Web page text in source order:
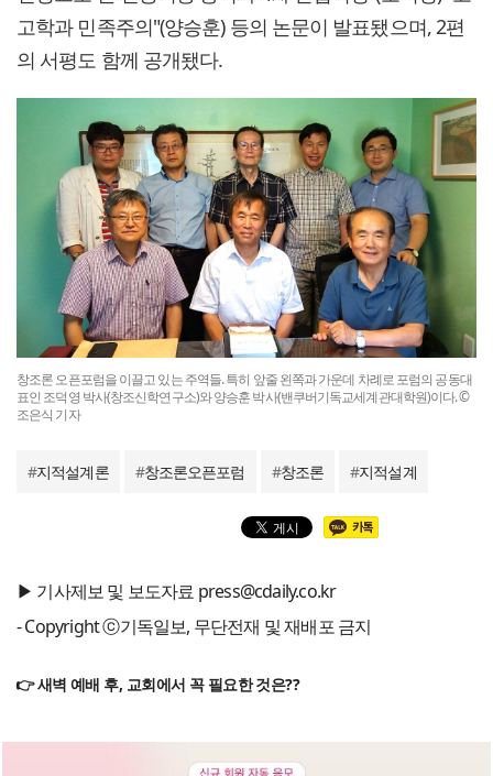
고학과 민족주의"(양승훈) 등의 논문이 발표됐으며, 2편
의 서평도 함께 공개됐다.
창조론 오픈포럼을 이끌고 있는 주역들. 특히 앞줄 왼쪽과 가운데 차례로 포럼의 공동대
표인 조덕영 박사(창조신학연구소)와 양승훈 박사(밴쿠버기독교세계관대학원)이다. ©
조은식 기자
#지적설계론 #창조론오픈포럼 #창조론 #지적설계
▶ 기사제보 및 보도자료 press@cdaily.co.kr
- Copyright ⓒ기독일보, 무단전재 및 재배포 금지
👉 새벽 예배 후, 교회에서 꼭 필요한 것은??